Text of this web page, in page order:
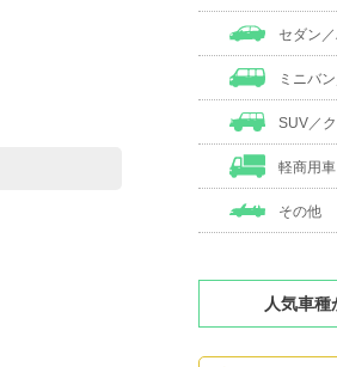
セダン
ミニバ
SUV／
軽商用車
その他
人気車